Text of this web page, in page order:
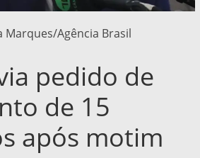
Marques/Agência Brasil
pedido de
de 15
após motim